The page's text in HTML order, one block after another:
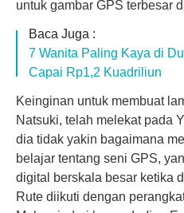
untuk gambar GPS terbesar
Baca Juga :
7 Wanita Paling Kaya di
Capai Rp1,2 Kuadriliun
Keinginan untuk membuat
Natsuki, telah melekat pada
dia tidak yakin bagaimana
belajar tentang seni GPS,
digital berskala besar ketika
Rute diikuti dengan